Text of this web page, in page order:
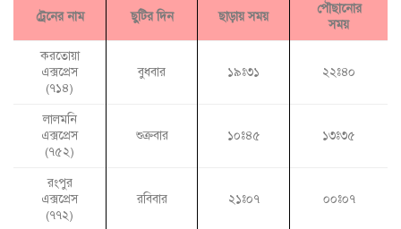
ট্রেনের নাম ছুটির দিন ছাড়ায় সময়
পৌছানোর
সময়
করতোয়া
এক্সপ্রেস
(৭১৪)
বুধবার ১৯ঃ৩১ ২২ঃ৪০
লালমনি
এক্সপ্রেস
(৭৫২)
শুক্রবার ১০ঃ৪৫ ১৩ঃ৩৫
রংপুর
এক্সপ্রেস
(৭৭২)
রবিবার ২১ঃ০৭ ০০ঃ০৭